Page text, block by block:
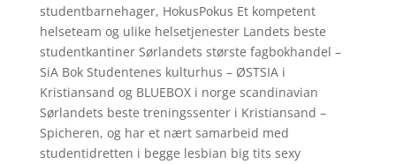
studentbarnehager, HokusPokus Et kompetent
helseteam og ulike helsetjenester Landets beste
studentkantiner Sørlandets største fagbokhandel –
SiA Bok Studentenes kulturhus – ØSTSIA i
Kristiansand og BLUEBOX i norge scandinavian
Sørlandets beste treningssenter i Kristiansand –
Spicheren, og har et nært samarbeid med
studentidretten i begge lesbian big tits sexy